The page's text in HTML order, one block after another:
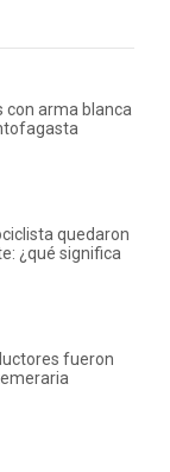
con arma blanca
quedaron
¿qué significa
fueron